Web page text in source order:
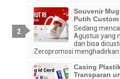
Souvenir
Putih
Sedang
Agustus yang
dan bisa
Zeropromosi menghadirkan
Casing
Transparan